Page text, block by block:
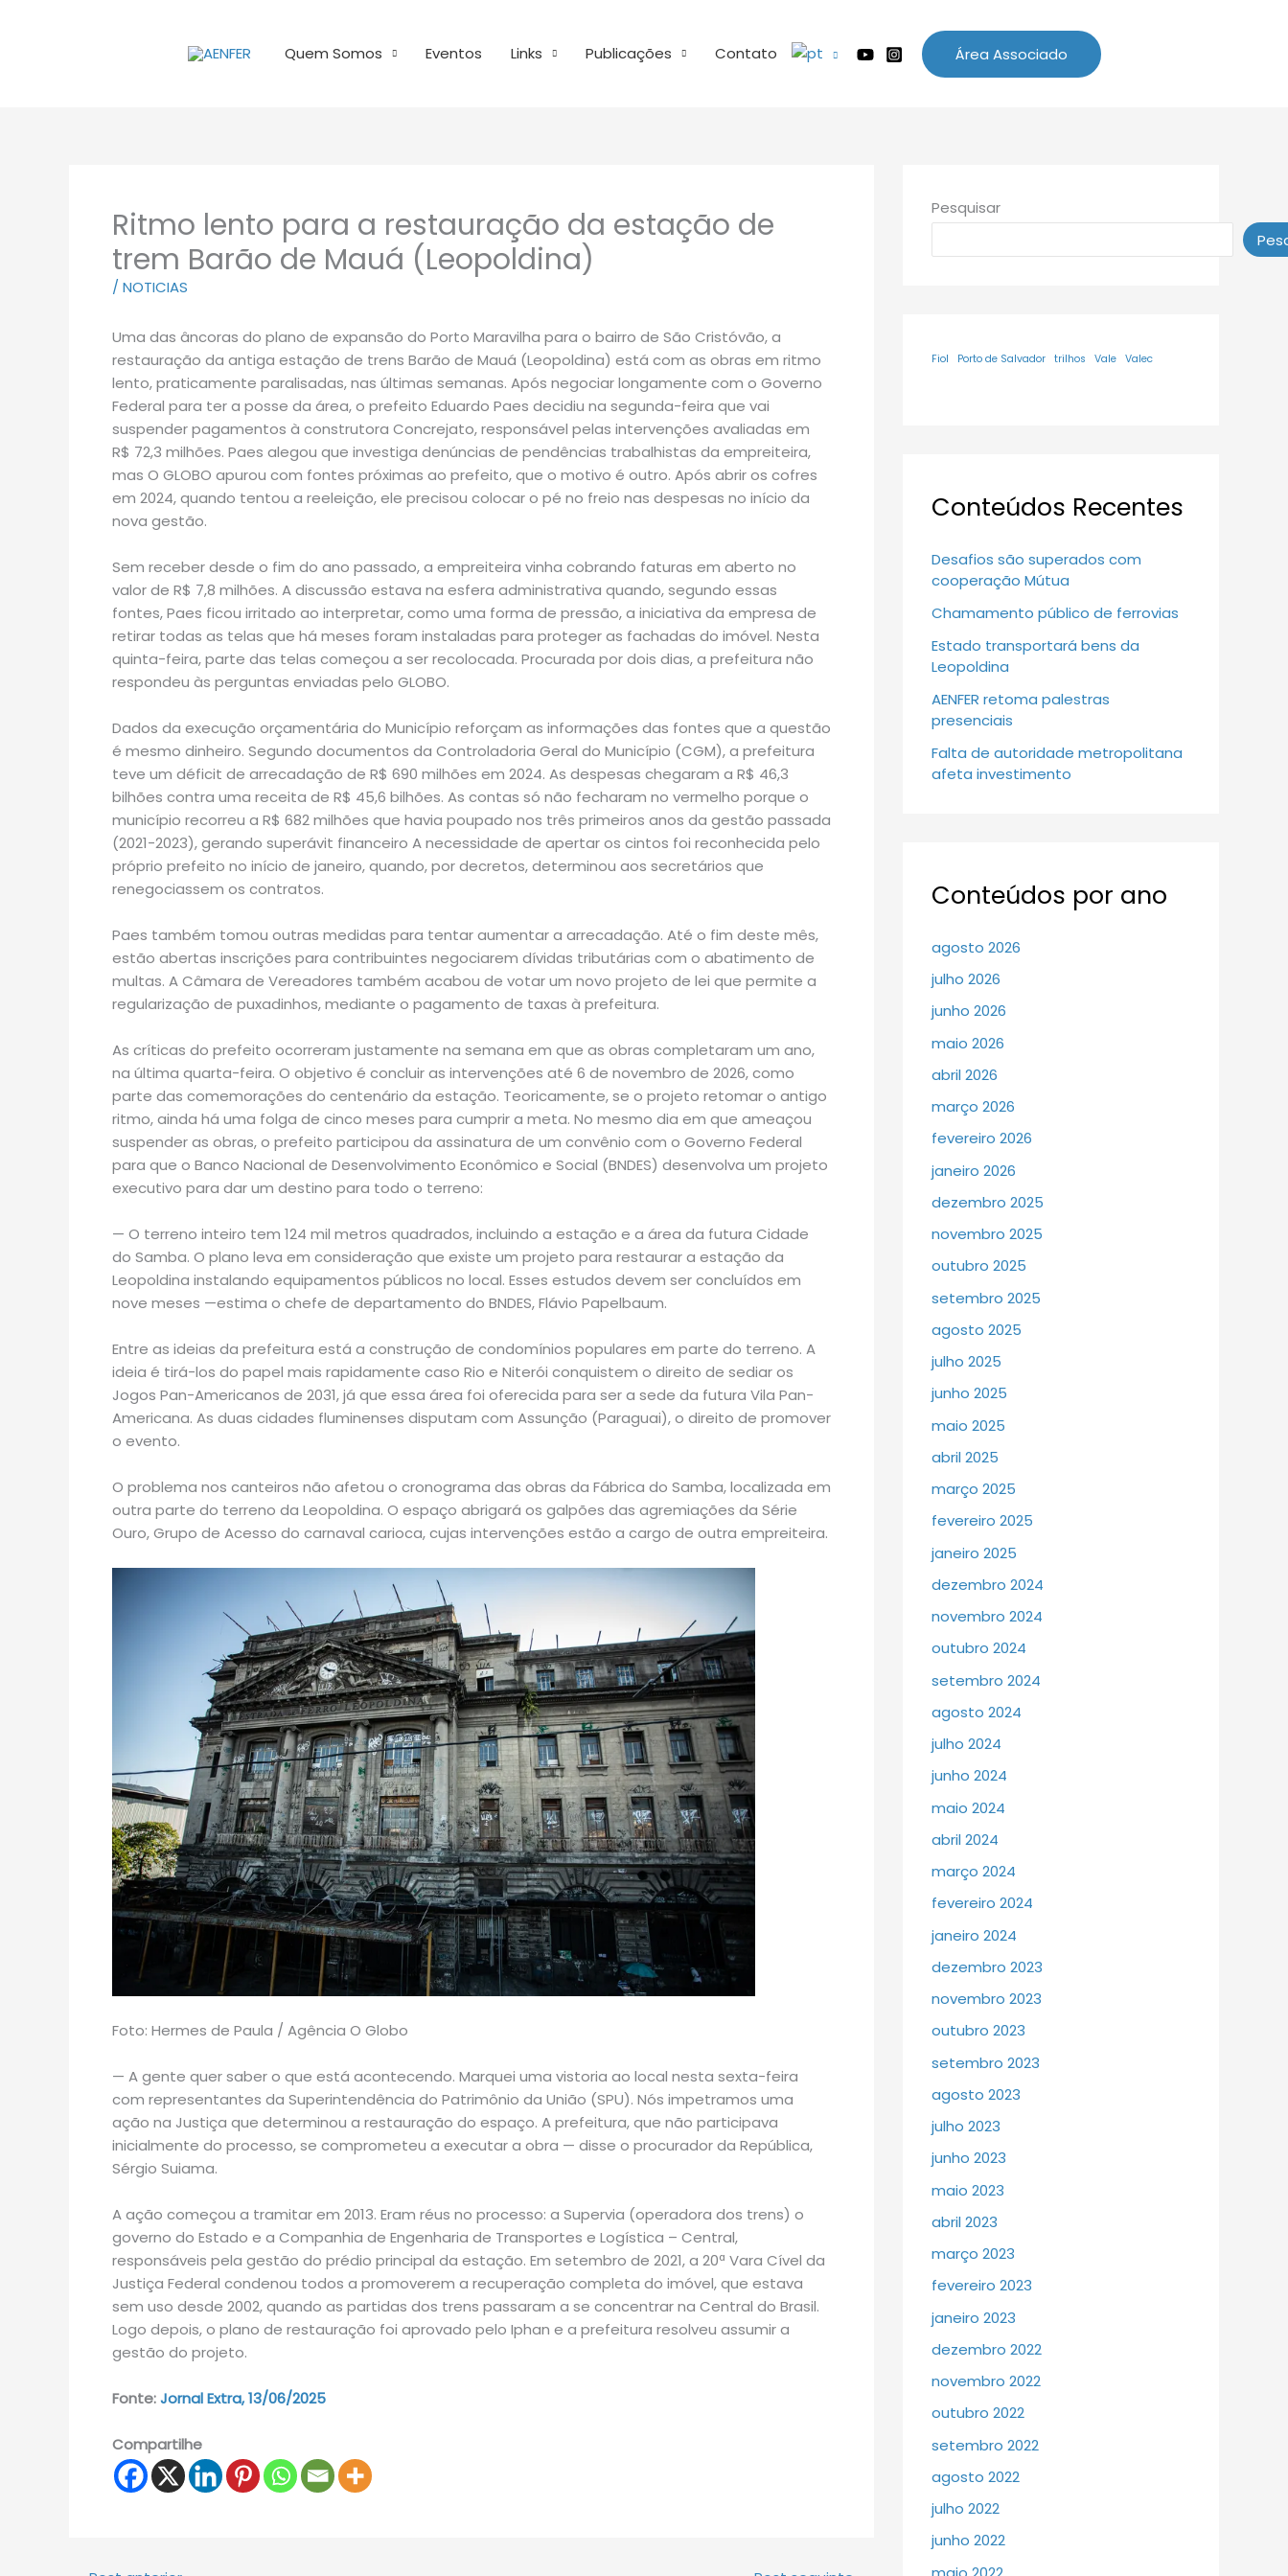
Quem Somos Eventos Links Publicações Contato Área Associado
Ritmo lento para a restauração da estação de
trem Barão de Mauá (Leopoldina)
/ NOTICIAS
Uma das âncoras do plano de expansão do Porto Maravilha para o bairro de São Cristóvão, a
restauração da antiga estação de trens Barão de Mauá (Leopoldina) está com as obras em ritmo
lento, praticamente paralisadas, nas últimas semanas. Após negociar longamente com o Governo
Federal para ter a posse da área, o prefeito Eduardo Paes decidiu na segunda-feira que vai
suspender pagamentos à construtora Concrejato, responsável pelas intervenções avaliadas em
R$ 72,3 milhões. Paes alegou que investiga denúncias de pendências trabalhistas da empreiteira,
mas O GLOBO apurou com fontes próximas ao prefeito, que o motivo é outro. Após abrir os cofres
em 2024, quando tentou a reeleição, ele precisou colocar o pé no freio nas despesas no início da
nova gestão.
Sem receber desde o fim do ano passado, a empreiteira vinha cobrando faturas em aberto no
valor de R$ 7,8 milhões. A discussão estava na esfera administrativa quando, segundo essas
fontes, Paes ficou irritado ao interpretar, como uma forma de pressão, a iniciativa da empresa de
retirar todas as telas que há meses foram instaladas para proteger as fachadas do imóvel. Nesta
quinta-feira, parte das telas começou a ser recolocada. Procurada por dois dias, a prefeitura não
respondeu às perguntas enviadas pelo GLOBO.
Dados da execução orçamentária do Município reforçam as informações das fontes que a questão
é mesmo dinheiro. Segundo documentos da Controladoria Geral do Município (CGM), a prefeitura
teve um déficit de arrecadação de R$ 690 milhões em 2024. As despesas chegaram a R$ 46,3
bilhões contra uma receita de R$ 45,6 bilhões. As contas só não fecharam no vermelho porque o
município recorreu a R$ 682 milhões que havia poupado nos três primeiros anos da gestão passada
(2021-2023), gerando superávit financeiro A necessidade de apertar os cintos foi reconhecida pelo
próprio prefeito no início de janeiro, quando, por decretos, determinou aos secretários que
renegociassem os contratos.
Paes também tomou outras medidas para tentar aumentar a arrecadação. Até o fim deste mês,
estão abertas inscrições para contribuintes negociarem dívidas tributárias com o abatimento de
multas. A Câmara de Vereadores também acabou de votar um novo projeto de lei que permite a
regularização de puxadinhos, mediante o pagamento de taxas à prefeitura.
As críticas do prefeito ocorreram justamente na semana em que as obras completaram um ano,
na última quarta-feira. O objetivo é concluir as intervenções até 6 de novembro de 2026, como
parte das comemorações do centenário da estação. Teoricamente, se o projeto retomar o antigo
ritmo, ainda há uma folga de cinco meses para cumprir a meta. No mesmo dia em que ameaçou
suspender as obras, o prefeito participou da assinatura de um convênio com o Governo Federal
para que o Banco Nacional de Desenvolvimento Econômico e Social (BNDES) desenvolva um projeto
executivo para dar um destino para todo o terreno:
— O terreno inteiro tem 124 mil metros quadrados, incluindo a estação e a área da futura Cidade
do Samba. O plano leva em consideração que existe um projeto para restaurar a estação da
Leopoldina instalando equipamentos públicos no local. Esses estudos devem ser concluídos em
nove meses —estima o chefe de departamento do BNDES, Flávio Papelbaum.
Entre as ideias da prefeitura está a construção de condomínios populares em parte do terreno. A
ideia é tirá-los do papel mais rapidamente caso Rio e Niterói conquistem o direito de sediar os
Jogos Pan-Americanos de 2031, já que essa área foi oferecida para ser a sede da futura Vila Pan-
Americana. As duas cidades fluminenses disputam com Assunção (Paraguai), o direito de promover
o evento.
O problema nos canteiros não afetou o cronograma das obras da Fábrica do Samba, localizada em
outra parte do terreno da Leopoldina. O espaço abrigará os galpões das agremiações da Série
Ouro, Grupo de Acesso do carnaval carioca, cujas intervenções estão a cargo de outra empreiteira.
Foto: Hermes de Paula / Agência O Globo
— A gente quer saber o que está acontecendo. Marquei uma vistoria ao local nesta sexta-feira
com representantes da Superintendência do Patrimônio da União (SPU). Nós impetramos uma
ação na Justiça que determinou a restauração do espaço. A prefeitura, que não participava
inicialmente do processo, se comprometeu a executar a obra — disse o procurador da República,
Sérgio Suiama.
A ação começou a tramitar em 2013. Eram réus no processo: a Supervia (operadora dos trens) o
governo do Estado e a Companhia de Engenharia de Transportes e Logística – Central,
responsáveis pela gestão do prédio principal da estação. Em setembro de 2021, a 20ª Vara Cível da
Justiça Federal condenou todos a promoverem a recuperação completa do imóvel, que estava
sem uso desde 2002, quando as partidas dos trens passaram a se concentrar na Central do Brasil.
Logo depois, o plano de restauração foi aprovado pelo Iphan e a prefeitura resolveu assumir a
gestão do projeto.
Fonte:Jornal Extra, 13/06/2025
Compartilhe
Pesquisar
Fiol Porto de Salvador trilhos Vale Valec
Conteúdos Recentes
Desafios são superados com
cooperação Mútua
Chamamento público de ferrovias
Estado transportará bens da
Leopoldina
AENFER retoma palestras
presenciais
Falta de autoridade metropolitana
afeta investimento
Conteúdos por ano
agosto 2026
julho 2026
junho 2026
maio 2026
abril 2026
março 2026
fevereiro 2026
janeiro 2026
dezembro 2025
novembro 2025
outubro 2025
setembro 2025
agosto 2025
julho 2025
junho 2025
maio 2025
abril 2025
março 2025
fevereiro 2025
janeiro 2025
dezembro 2024
novembro 2024
outubro 2024
setembro 2024
agosto 2024
julho 2024
junho 2024
maio 2024
abril 2024
março 2024
fevereiro 2024
janeiro 2024
dezembro 2023
novembro 2023
outubro 2023
setembro 2023
agosto 2023
julho 2023
junho 2023
maio 2023
abril 2023
março 2023
fevereiro 2023
janeiro 2023
dezembro 2022
novembro 2022
outubro 2022
setembro 2022
agosto 2022
julho 2022
junho 2022